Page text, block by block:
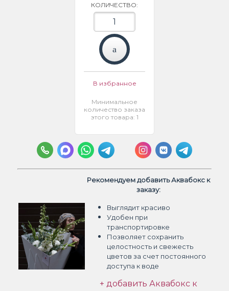
КОЛИЧЕСТВО:
В избранное
Минимальное
количество заказа
этого товара: 1
Рекомендуем добавить Аквабокс к
заказу:
Выглядит красиво
Удобен при
транспортировке
Позволяет сохранить
целостность и свежесть
цветов за счет постоянного
доступа к воде
+ добавить Аквабокс к